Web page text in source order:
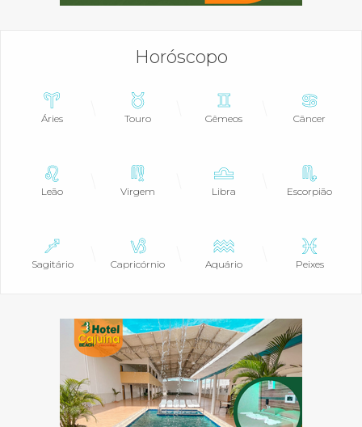
Horóscopo
Áries Touro Gêmeos Câncer
Leão Virgem Libra Escorpião
Sagitário Capricórnio Aquário Peixes